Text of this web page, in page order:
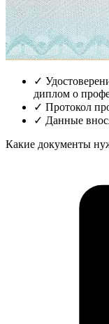
✓
диплом о
✓ Протокол
✓ Данные
Какие документы